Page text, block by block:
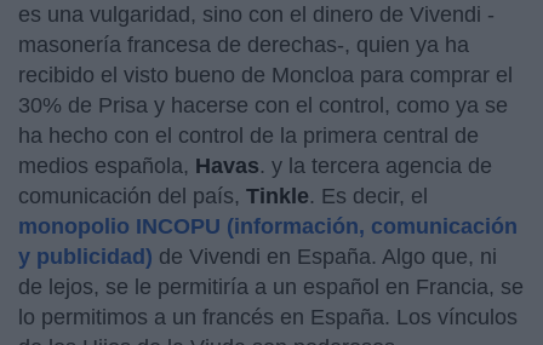
es una vulgaridad, sino con el dinero de Vivendi -
masonería francesa de derechas-, quien ya ha
recibido el visto bueno de Moncloa para comprar el
30% de Prisa y hacerse con el control, como ya se
ha hecho con el control de la primera central de
medios española, Havas. y la tercera agencia de
comunicación del país, Tinkle. Es decir, el
monopolio INCOPU (información, comunicación
y publicidad) de Vivendi en España. Algo que, ni
de lejos, se le permitiría a un español en Francia, se
lo permitimos a un francés en España. Los vínculos